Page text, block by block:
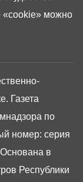
Газета
по
номер: серия
в
Республики
«cookie» можно